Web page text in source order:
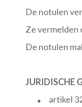
De notulen
Ze vermelden
De notulen
JURIDISCHE
● artikel